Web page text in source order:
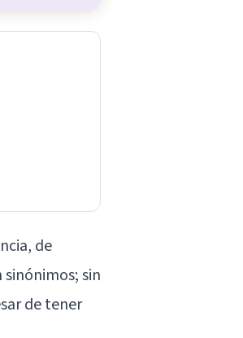
de
sin
de tener